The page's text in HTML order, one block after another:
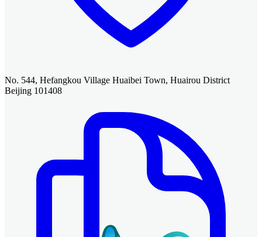
No. 544, Hefangkou Village Huaibei Town, Huairou District
Beijing 101408